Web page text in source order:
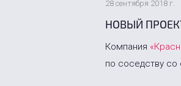
28 сентября 2018 г.
НОВЫЙ
Компания
по соседству со